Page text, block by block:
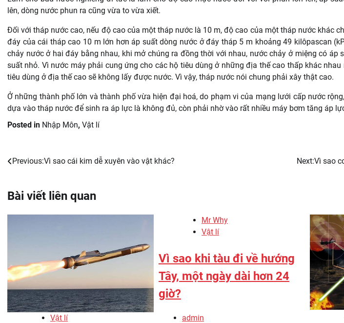
lên, dòng nước phun ra cũng vừa to vừa xiết.
Đối với tháp nước cao, nếu độ cao của một tháp nước là 10 m, độ cao của một tháp nước khác
đáy của cái tháp cao 10 m lớn hơn áp suất dòng nước ở đáy tháp 5 m khoảng 49 kilôpascan
chảy nước ở hai đáy bằng nhau, khi mở chúng ra đồng thời với nhau, nước chảy ở miệng có áp
suất nhỏ. Vì nước máy phải cung ứng cho các hộ tiêu dùng ở những địa thế cao thấp khác
tiêu dùng ở địa thế cao sẽ không lấy được nước. Vì vậy, tháp nước nói chung phải xây thật cao.
Ở những thành phố lớn và thành phố vừa hiện đại hoá, do phạm vi của mạng lưới cấp nước
dựa vào tháp nước để sinh ra áp lực là không đủ, còn phải nhờ vào rất nhiều máy bơm tăng áp
Posted in Nhập Môn, Vật lí
Post
Previous:Vì sao cái kim dễ xuyên vào vật khác? Next:Vì sao
Bài viết liên quan
Vật lí
Mr Why
Vật lí
Vì sao khi tàu đi về hướng
Tây, một ngày dài hơn 24
giờ?
admin